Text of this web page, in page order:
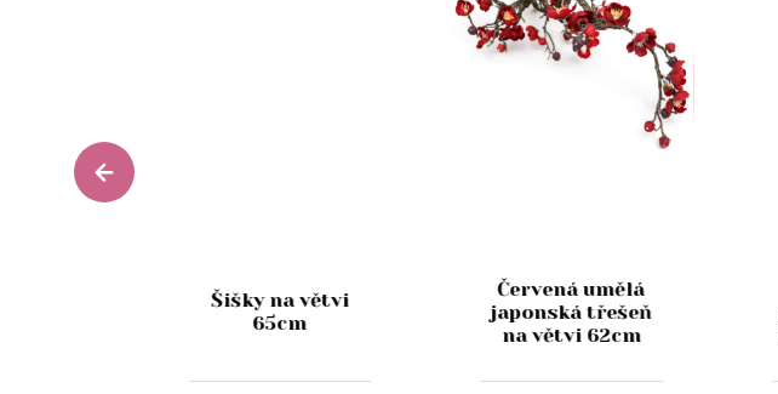
Šišky na větvi
65cm
Červená umělá
japonská třešeň
na větvi 62cm